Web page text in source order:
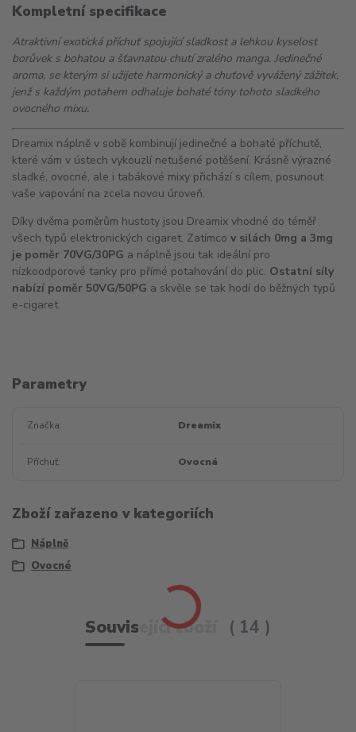
Kompletní specifikace
Atraktivní exotická příchuť spojující sladkost a lehkou kyselost
borůvek s bohatou a šťavnatou chutí zralého manga. Jedinečné
aroma, se kterým si užijete harmonický a chuťově vyvážený zážitek,
jenž s každým potahem odhaluje bohaté tóny tohoto sladkého
ovocného mixu.
Dreamix náplně v sobě kombinují jedinečné a bohaté příchutě,
které vám v ústech vykouzlí netušené potěšení. Krásně výrazné
sladké, ovocné, ale i tabákové mixy přichází s cílem, posunout
vaše vapování na zcela novou úroveň.
Díky dvěma poměrům hustoty jsou Dreamix vhodné do téměř
všech typů elektronických cigaret. Zatímco v silách 0mg a 3mg
je poměr 70VG/30PG a náplně jsou tak ideální pro
nízkoodporové tanky pro přímé potahování do plic. Ostatní síly
nabízí poměr 50VG/50PG a skvěle se tak hodí do běžných typů
e-cigaret.
Parametry
Značka Dreamix
Příchuť Ovocná
Zboží zařazeno v kategoriích
Náplně
Ovocné
Související zboží 14